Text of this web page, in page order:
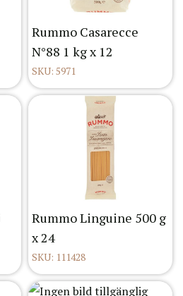
Rummo Casarecce
N°88 1 kg x 12
SKU: 5971
Rummo Linguine 500 g
x 24
SKU: 111428